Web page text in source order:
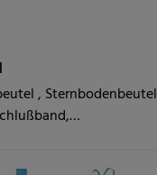
, Sternbodenbeutel